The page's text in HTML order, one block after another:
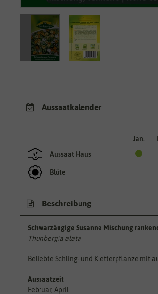
Aussaatkalender
Aussaat Haus
Blüte
Jan.
Beschreibung
Schwarzäugige Susanne Mischung
Thunbergia alata
Beliebte Schling- und Kletterpflanze mit
Aussaatzeit
Februar, April